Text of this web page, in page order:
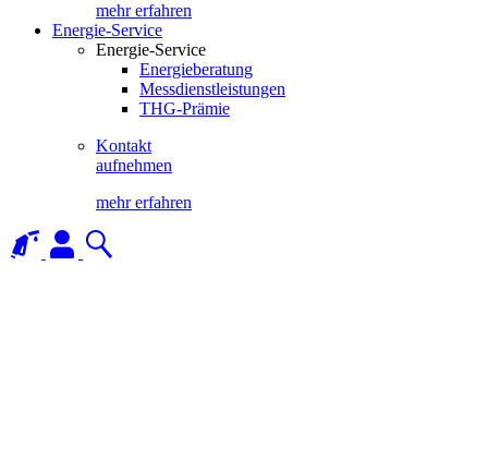
mehr erfahren
Energie-Service
Energie-Service
Energieberatung
Messdienstleistungen
THG-Prämie
Kontakt
aufnehmen
mehr erfahren